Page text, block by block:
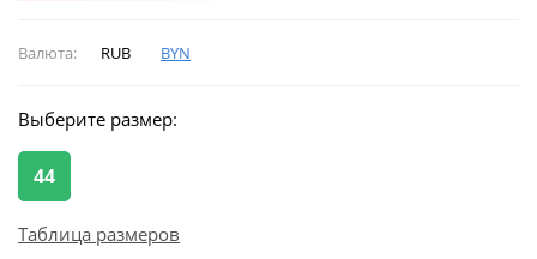
Валюта: RUB BYN
Выберите размер:
44
Таблица размеров